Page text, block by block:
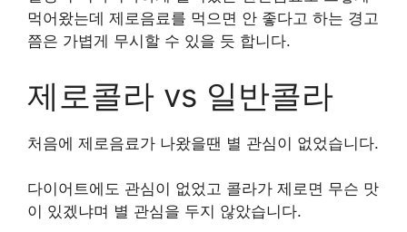
먹어왔는데 제로음료를 먹으면 안 좋다고 하는 경고
쯤은 가볍게 무시할 수 있을 듯 합니다.
제로콜라 vs 일반콜라
처음에 제로음료가 나왔을땐 별 관심이 없었습니다.
다이어트에도 관심이 없었고 콜라가 제로면 무슨 맛
이 있겠냐며 별 관심을 두지 않았습니다.